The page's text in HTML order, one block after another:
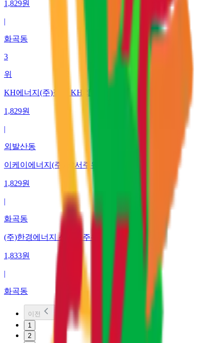
1,829원
|
화곡동
3
위
KH에너지(주)직영 KH외발산주유소
1,829원
|
외발산동
이케이에너지(주) 강서주유소
1,829원
|
화곡동
(주)한경에너지 신화곡주유소
1,833원
|
화곡동
이전
1
2